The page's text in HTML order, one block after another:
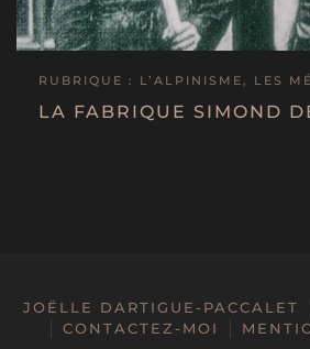
RUBRIQUE : L’ALPINISME, LES
LA FABRIQUE SIMOND
JOËLLE DARTIGUE-PACCALET
CONTACTEZ-MOI